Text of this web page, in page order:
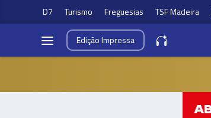
D7 Turismo Freguesias TSF Madeira
EdiçãoImpressa